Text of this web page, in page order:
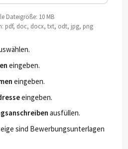
Dateigröße: 10 MB
pdf, doc, docx, txt, odt, jpg, png
eingeben.
eingeben.
eingeben.
ausfüllen.
sind Bewerbungsunterlagen